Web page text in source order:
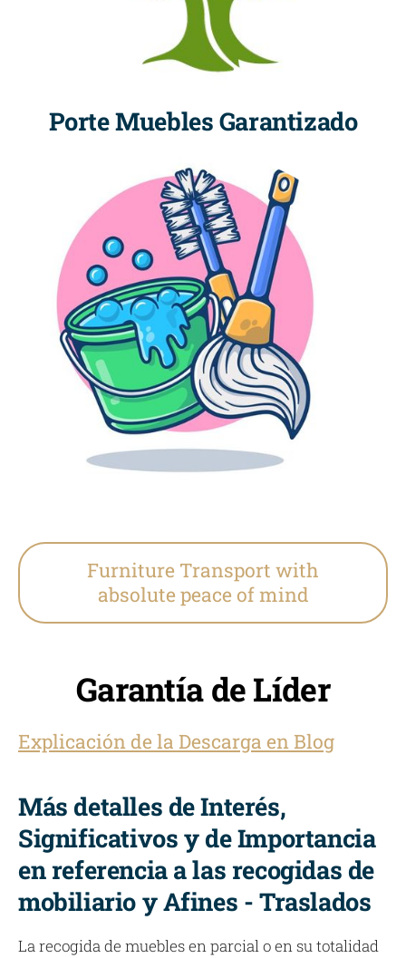
Porte Muebles Garantizado
Furniture Transport with
absolute peace of mind
Garantía de Líder
Explicación de la Descarga en Blog
Más detalles de Interés,
Significativos y de Importancia
en referencia a las recogidas de
mobiliario y Afines - Traslados
La recogida de muebles en parcial o en su totalidad